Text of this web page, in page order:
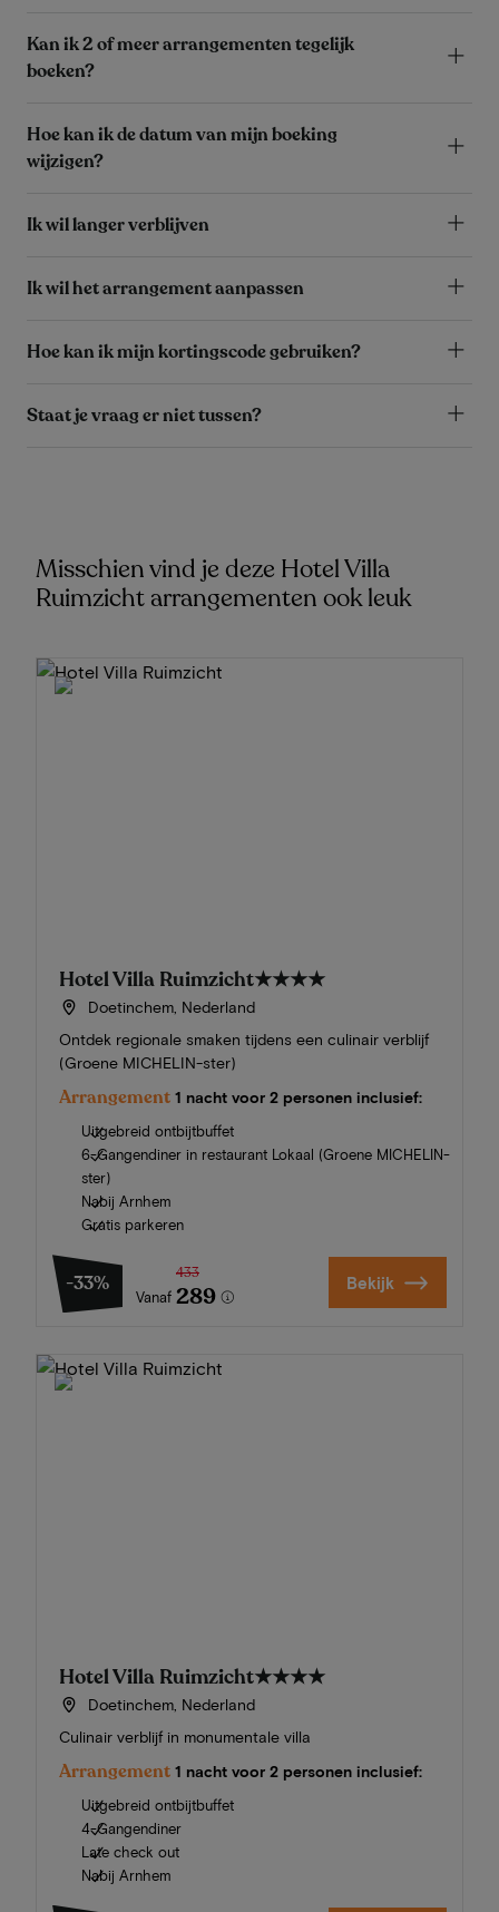
Kan ik 2 of meer arrangementen tegelijk
boeken?
Hoe kan ik de datum van mijn boeking
wijzigen?
Ik wil langer verblijven
Ik wil het arrangement aanpassen
Hoe kan ik mijn kortingscode gebruiken?
Staat je vraag er niet tussen?
Misschien vind je deze Hotel Villa
Ruimzicht arrangementen ook leuk
Hotel Villa Ruimzicht★★★★
Doetinchem, Nederland
Ontdek regionale smaken tijdens een culinair verblijf
(Groene MICHELIN-ster)
Arrangement 1 nacht voor 2 personen inclusief:
Uitgebreid ontbijtbuffet
6-Gangendiner in restaurant Lokaal (Groene MICHELIN-
ster)
Nabij Arnhem
Gratis parkeren
-33%
Vanaf
433
289 Bekijk
Hotel Villa Ruimzicht★★★★
Doetinchem, Nederland
Culinair verblijf in monumentale villa
Arrangement 1 nacht voor 2 personen inclusief:
Uitgebreid ontbijtbuffet
4-Gangendiner
Late check out
Nabij Arnhem